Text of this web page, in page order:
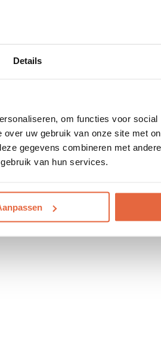
Details
om functies voor
uw gebruik van onze site met
gegevens combineren met
van hun services.